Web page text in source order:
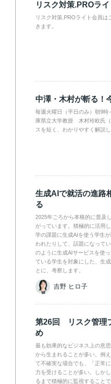
リスク対策.PROラ
リスク対策.PROライト会員
きます。
中澤・木村が斬る！
毎週火曜日（平日のみ）朝9
庫県立大学教授 木村玲欧氏
スを短く、わかりやすく解説し
生成AIで就活の進路
る
2025年ごろから本格的に普及
がっています。積極的に活用
学の課題に生成AIを使う学生
われたりして、話題になって
のように生成AIサービスを使
ている学生を対象にした、生
とに、考察します。
吉野 ヒロ子
第26回 リスク管理
め
最も効果的なビジネス上の意
から生まれることが多い。例
て不確実な場合でも、「正常
力を受けることが多い。しか
るまで積極的に監視することで